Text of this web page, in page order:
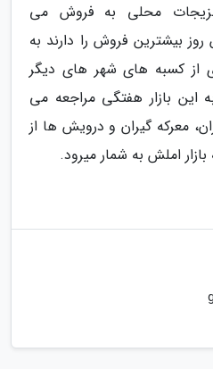
محلی به فروش می
روز بیشترین فروش را دارند به
از کسبه های شهر های دیگر
این بازار هفتگی مراجعه می
معرکه گیران و درویش ها از
املش به شمار میرود.